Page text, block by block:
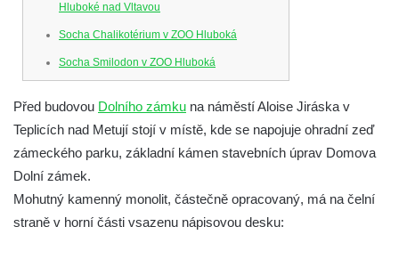
Hluboké nad Vltavou
Socha Chalikotérium v ZOO Hluboká
Socha Smilodon v ZOO Hluboká
Socha Plejtvák obrovský v ZOO Hluboká
Socha Medvěd jeskynní v ZOO Hluboká
Socha Mamutí lebka v ZOO Hluboká
Socha Mamut srstnatý v ZOO Hluboká
Před budovou Dolního zámku na náměstí Aloise Jiráska v
Teplicích nad Metují stojí v místě, kde se napojuje ohradní zeď
zámeckého parku, základní kámen stavebních úprav Domova
Dolní zámek.
Mohutný kamenný monolit, částečně opracovaný, má na čelní
straně v horní části vsazenu nápisovou desku: